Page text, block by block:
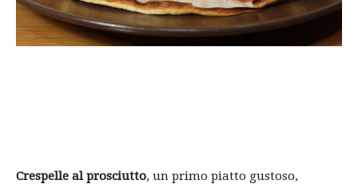
Crespelle al prosciutto, un primo piatto gustoso,